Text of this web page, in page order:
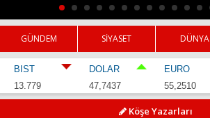
GÜNDEM SİYASET DÜNYA
BIST
13.779
DOLAR
47,7437
EURO
55,2510
Köşe Yazarları